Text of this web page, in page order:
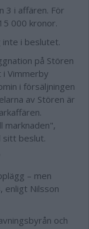
3 i affären. För
000 kronor.
i beslutet.
på Stören
Vimmerby
i försäljningen
av Stören är
marknaden",
sitt beslut.
– men
Nilsson
och